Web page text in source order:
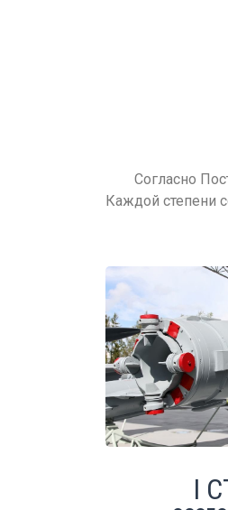
Согласно
Каждой степени
I